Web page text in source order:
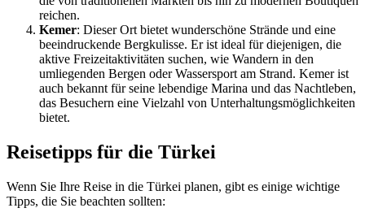
reichen.
Kemer: Dieser Ort bietet wunderschöne Strände und eine
beeindruckende Bergkulisse. Er ist ideal für diejenigen, die
aktive Freizeitaktivitäten suchen, wie Wandern in den
umliegenden Bergen oder Wassersport am Strand. Kemer ist
auch bekannt für seine lebendige Marina und das Nachtleben,
das Besuchern eine Vielzahl von Unterhaltungsmöglichkeiten
bietet.
Reisetipps für die Türkei
Wenn Sie Ihre Reise in die Türkei planen, gibt es einige wichtige
Tipps, die Sie beachten sollten: